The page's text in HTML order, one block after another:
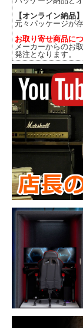
【オンライン納品】
元々パッケージが
お取り寄せ商品に
メーカーからのお
発注となります。